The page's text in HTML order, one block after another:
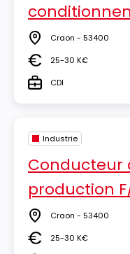
Lieu Craon - 53400
Salaire25-30 K€
TypeCDI
Industrie
Conducteur
production
Lieu Craon - 53400
Salaire25-30 K€